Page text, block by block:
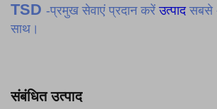
TSD -प्रमुख सेवाएं प्रदान करेंउत्पाद सबसे
साथ।
संबंधित उत्पाद